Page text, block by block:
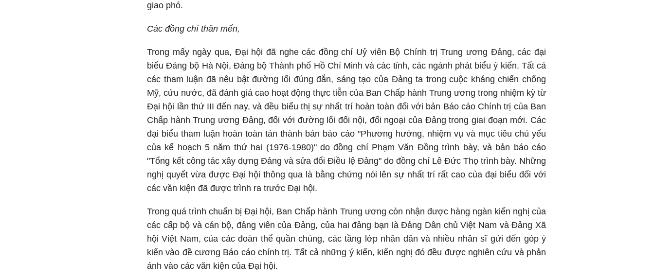
giao phó.
Các đồng chí thân mến,
Trong mấy ngày qua, Đại hội đã nghe các đồng chí Uỷ viên Bộ Chính trị Trung ương Đảng, các đại
biểu Đảng bộ Hà Nội, Đảng bộ Thành phố Hồ Chí Minh và các tỉnh, các ngành phát biểu ý kiến. Tất cả
các tham luận đã nêu bật đường lối đúng đắn, sáng tạo của Đảng ta trong cuộc kháng chiến chống
Mỹ, cứu nước, đã đánh giá cao hoạt động thực tiễn của Ban Chấp hành Trung ương trong nhiệm kỳ từ
Đại hội lần thứ III đến nay, và đều biểu thị sự nhất trí hoàn toàn đối với bản Báo cáo Chính trị của Ban
Chấp hành Trung ương Đảng, đối với đường lối đối nội, đối ngoại của Đảng trong giai đoạn mới. Các
đại biểu tham luận hoàn toàn tán thành bản báo cáo "Phương hướng, nhiệm vụ và mục tiêu chủ yếu
của kế hoạch 5 năm thứ hai (1976-1980)" do đồng chí Phạm Văn Đồng trình bày, và bản báo cáo
"Tổng kết công tác xây dựng Đảng và sửa đổi Điều lệ Đảng" do đồng chí Lê Đức Thọ trình bày. Những
nghị quyết vừa được Đại hội thông qua là bằng chứng nói lên sự nhất trí rất cao của đại biểu đối với
các văn kiện đã được trình ra trước Đại hội.
Trong quá trình chuẩn bị Đại hội, Ban Chấp hành Trung ương còn nhận được hàng ngàn kiến nghị của
các cấp bộ và cán bộ, đảng viên của Đảng, của hai đảng bạn là Đảng Dân chủ Việt Nam và Đảng Xã
hội Việt Nam, của các đoàn thể quần chúng, các tầng lớp nhân dân và nhiều nhân sĩ gửi đến góp ý
kiến vào đề cương Báo cáo chính trị. Tất cả những ý kiến, kiến nghị đó đều được nghiên cứu và phản
ánh vào các văn kiện của Đại hội.